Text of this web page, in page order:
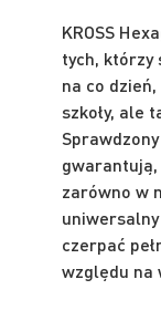
KROSS
tych, którzy
na co
szkoły, ale
zarówno w
czerpać
względu na